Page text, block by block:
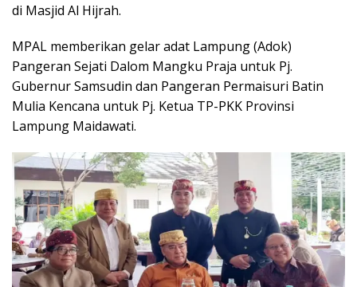
di Masjid Al Hijrah.
MPAL memberikan gelar adat Lampung (Adok)
Pangeran Sejati Dalom Mangku Praja untuk Pj.
Gubernur Samsudin dan Pangeran Permaisuri Batin
Mulia Kencana untuk Pj. Ketua TP-PKK Provinsi
Lampung Maidawati.